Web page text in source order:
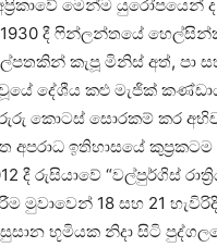
මෙන්ම යුරෝපයෙන්
1930 දී ෆින්ලන්තයේ
කැපූ මිනිස් අත්, පා
දේශීය කළු මැජික්
කොටස් සොරකම් කර
අපරාධ ඉතිහාසයේ
දී රුසියාවේ “වල්පුර්ගිස්
මුවාවෙන් 18 සහ 21
භූමියක නිදා සිටි